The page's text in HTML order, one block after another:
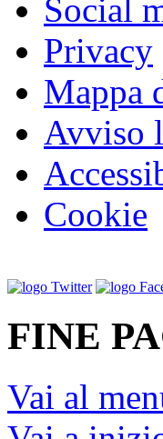
Camera
Social
Privacy
Mappa
Avviso
Cookie
FINE